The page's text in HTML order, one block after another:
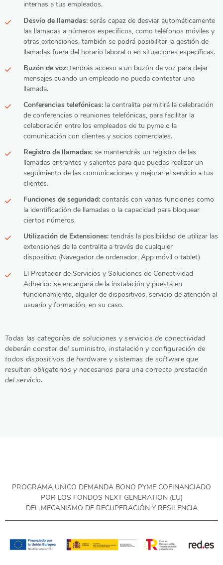
internas a tus empleados.
Desvío de llamadas: serás capaz de desviar automáticamente
las llamadas a números específicos, como teléfonos móviles y
otras extensiones, también se podrá posibilitar la gestión de
llamadas fuera del horario laboral o en situaciones específicas.
Buzón de voz: tendrás acceso a un buzón de voz para dejar
mensajes cuando un empleado no pueda contestar una
llamada.
Conferencias telefónicas: la centralita permitirá la celebración
de conferencias o reuniones telefónicas, para facilitar la
colaboración entre los empleados de tu pyme o la
comunicación con clientes y socios comerciales.
Registro de llamadas: se mantendrás un registro de las
llamadas entrantes y salientes para que puedas realizar un
seguimiento de las comunicaciones y mejorar el servicio a tus
clientes.
Funciones de seguridad: contarás con varias funciones como
la identificación de llamadas o la capacidad para bloquear
ciertos números.
Utilización de Extensiones: tendrás la posibilidad de utilizar las
extensiones de la centralita a través de cualquier
dispositivo (Navegador de ordenador, App móvil o tablet)
El Prestador de Servicios y Soluciones de Conectividad
Adherido se encargará de la instalación y puesta en
funcionamiento, alquiler de dispositivos, servicio de atención al
usuario y formación, en su caso.
Todas las categorías de soluciones y servicios de conectividad
deberán constar del suministro, instalación y configuración de
todos dispositivos de hardware y sistemas de software que
resulten obligatorios y necesarios para una correcta prestación
del servicio.
PROGRAMA UNICO DEMANDA BONO PYME COFINANCIADO
POR LOS FONDOS NEXT GENERATION (EU)
DEL MECANISMO DE RECUPERACIÓN Y RESILENCIA